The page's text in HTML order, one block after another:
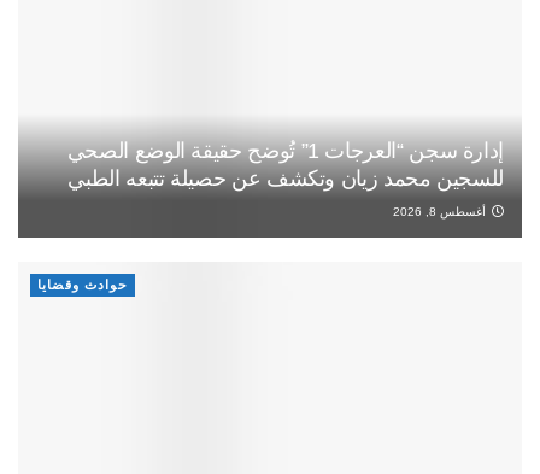
إدارة سجن “العرجات 1” تُوضح حقيقة الوضع الصحي
للسجين محمد زيان وتكشف عن حصيلة تتبعه الطبي
أغسطس 8, 2026
حوادث وقضايا